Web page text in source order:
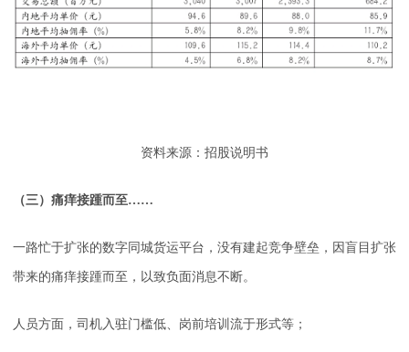
资料来源：招股说明书
（三）痛痒接踵而至……
一路忙于扩张的数字同城货运平台，没有建起竞争壁垒，因盲目扩张
带来的痛痒接踵而至，以致负面消息不断。
人员方面，司机入驻门槛低、岗前培训流于形式等；